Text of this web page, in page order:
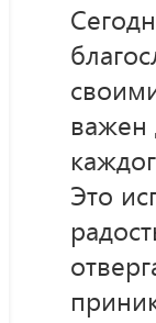
важен
Это